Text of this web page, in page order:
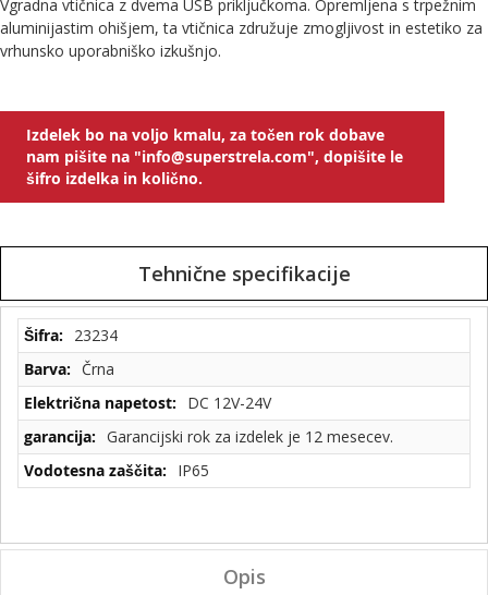
Vgradna vtičnica z dvema USB priključkoma. Opremljena s trpežnim
aluminijastim ohišjem, ta vtičnica združuje zmogljivost in estetiko za
vrhunsko uporabniško izkušnjo.
Izdelek bo na voljo kmalu, za točen rok dobave
nam pišite na "info@superstrela.com", dopišite le
šifro izdelka in količno.
Tehnične specifikacije
Tehnične
specifikacije
23234
Črna
DC 12V-24V
Garancijski rok za izdelek je 12 mesecev.
IP65
Opis